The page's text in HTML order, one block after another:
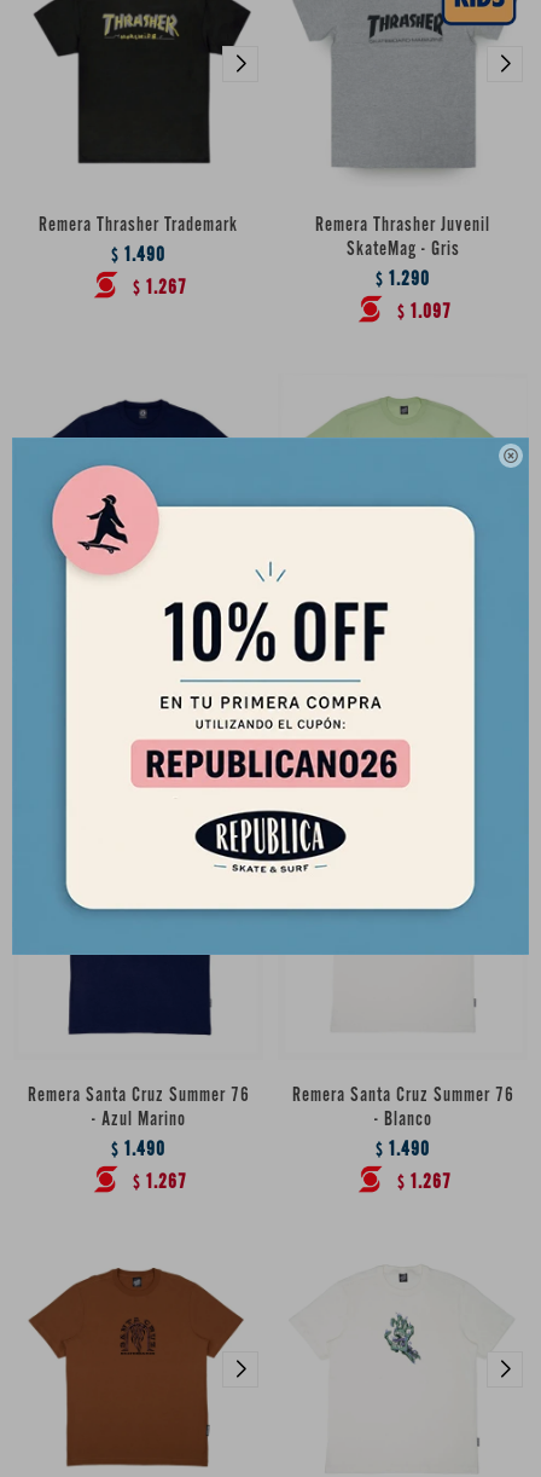

Remera Thrasher Trademark
$ 1.490
$ 1.267
Remera Thrasher Juvenil
SkateMag - Gris
$ 1.290
$ 1.097
Remera Thrasher Jake Dish -
1.490
$ 1.267
Remera Santa Cruz Hand Dot
$
1.437
Remera Santa Cruz Summer 76
- Azul Marino
$ 1.490
$ 1.267
Remera Santa Cruz Summer 76
- Blanco
$ 1.490
$ 1.267